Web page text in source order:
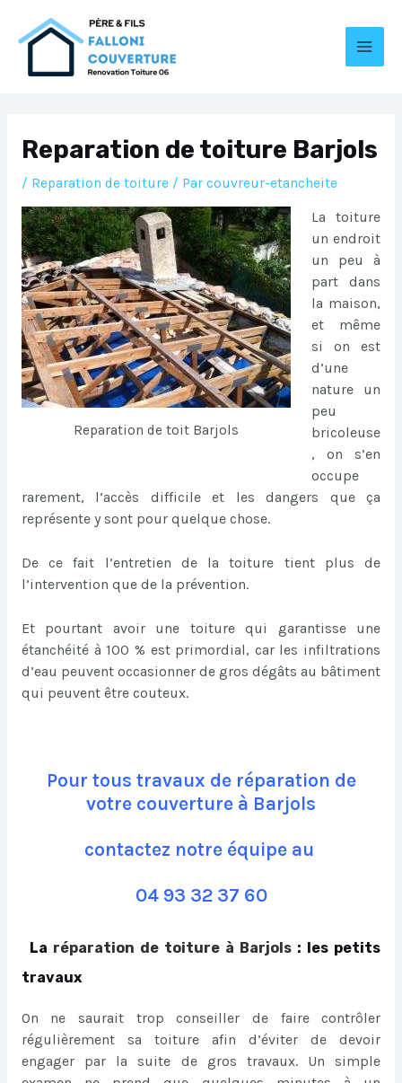
Reparation de toiture Barjols
/ Reparation de toiture/ Par couvreur-etancheite
Reparation de toit Barjols
La toiture
un endroit
un peu à
part dans
la maison,
et même
si on est
d’une
nature un
peu
bricoleuse
, on s’en
occupe
rarement, l’accès difficile et les dangers que ça
représente y sont pour quelque chose.
De ce fait l’entretien de la toiture tient plus de
l’intervention que de la prévention.
Et pourtant avoir une toiture qui garantisse une
étanchéité à 100 % est primordial, car les infiltrations
d’eau peuvent occasionner de gros dégâts au bâtiment
qui peuvent être couteux.
Pour tous travaux de réparation de
votre couverture à Barjols
contactez notre équipe au
04 93 32 37 60
La réparation de toiture à Barjols : les petits
travaux
On ne saurait trop conseiller de faire contrôler
régulièrement sa toiture afin d’éviter de devoir
engager par la suite de gros travaux. Un simple